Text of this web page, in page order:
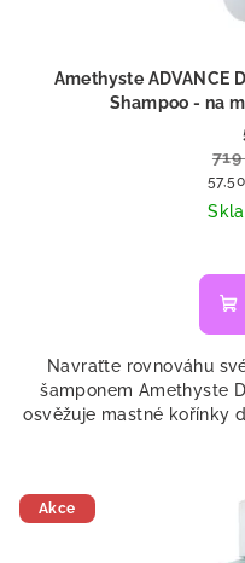
Amethyste ADVANCE
Shampoo - na
719
cena:
Navraťte rovnováhu
šamponem Amethyste
osvěžuje mastné kořínky
Akce